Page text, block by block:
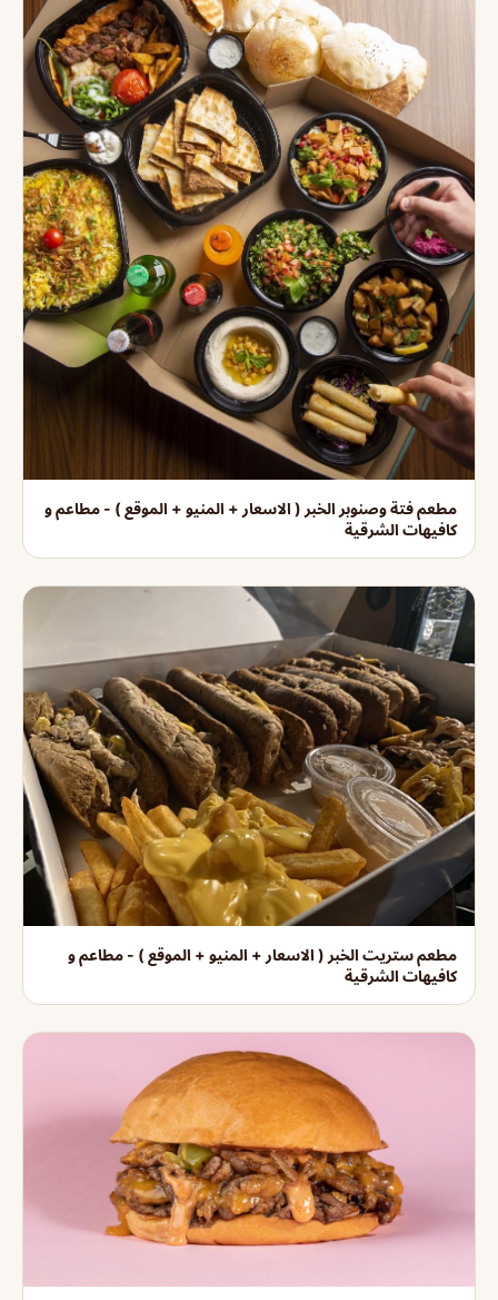
مطعم فتة وصنوبر الخبر ( الاسعار + المنيو + الموقع ) - مطاعم و
كافيهات الشرقية
مطعم ستريت الخبر ( الاسعار + المنيو + الموقع ) - مطاعم و
كافيهات الشرقية